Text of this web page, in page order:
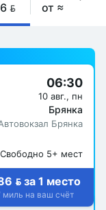
 от ≈ 162.86
06:30
10 авг., пн
Брянка
Брянка
Свободно 5+ мест
 за 1 место
миль на ваш счёт